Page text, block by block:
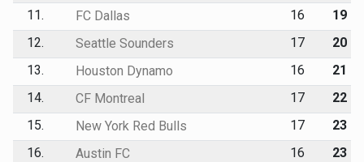
11.
FC Dallas 16
19
12.
Seattle Sounders 17
20
13.
Houston Dynamo 16
21
14.
CF Montreal 17
22
15.
New York Red Bulls 17
23
16.
Austin FC 16
23